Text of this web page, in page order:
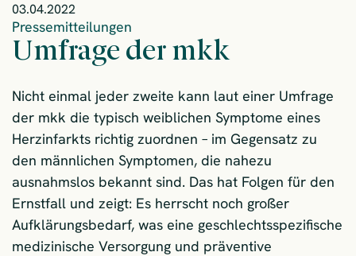
03.04.2022
Pressemitteilungen
Umfrage der mkk
Nicht einmal jeder zweite kann laut einer Umfrage
der mkk die typisch weiblichen Symptome eines
Herzinfarkts richtig zuordnen – im Gegensatz zu
den männlichen Symptomen, die nahezu
ausnahmslos bekannt sind. Das hat Folgen für den
Ernstfall und zeigt: Es herrscht noch großer
Aufklärungsbedarf, was eine geschlechtsspezifische
medizinische Versorgung und präventive